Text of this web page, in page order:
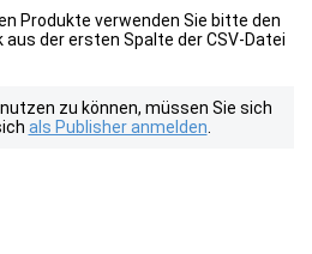
Produkte verwenden Sie bitte den
der ersten Spalte der CSV-Datei
zu können, müssen Sie sich
als Publisher anmelden